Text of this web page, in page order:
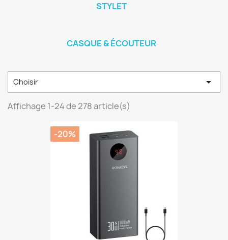
STYLET
CASQUE & ÉCOUTEUR
Choisir 
Affichage 1-24 de 278 article(s)
-20%